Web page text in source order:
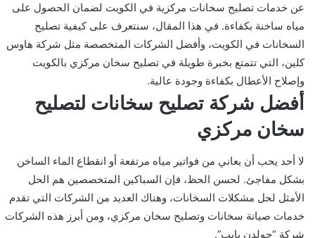
عن خدمات تصليح سخانات مركزية في الكويت لضمان الحصول على
مياه ساخنة بكفاءة. في هذا المقال، سنتعرف على كيفية تصليح
السخانات في الكويت، وأفضل الشركات المتخصصة مثل شركة هاوس
كلين، التي تتمتع بخبرة طويلة في تصليح سخان مركزي بالكويت
وإصلاح الأعطال بكفاءة وجودة عالية.
أفضل شركة تصليح سخانات لتصليح
سخان مركزي
لا أحد يحب أن يعاني من فواتير مياه مرتفعة أو انقطاع الماء الساخن
بشكل مفاجئ. لحسن الحظ، فإن السباكين المتخصصين هم الحل
الأمثل لحل مشكلات السخانات، وهناك العديد من الشركات التي تقدم
خدمات صيانة سخانات وتصليح سخان مركزي، ومن أبرز هذه الشركات
شركة “جولدن بايب”.